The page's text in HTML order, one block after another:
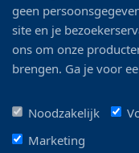
06 - 11 19 81 42
info@bo-vis.nl
geen
site en je
ons om onze
brengen. Ga je voor
Noodzakelijk
Marketing